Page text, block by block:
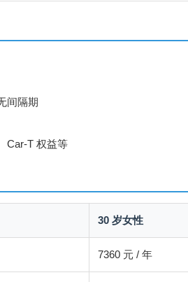
间隔期
Car-T 权益等
30 岁女性
7360 元 / 年